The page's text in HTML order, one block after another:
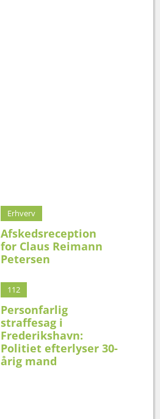
Erhverv
Afskedsreception
for Claus Reimann
Petersen
112
Personfarlig
straffesag i
Frederikshavn:
Politiet efterlyser 30-
årig mand